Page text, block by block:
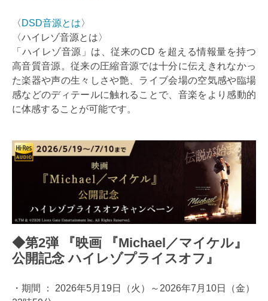
〈 DSD音源とは〉
〈ハイレゾ音源とは〉
「ハイレゾ音源」は、従来のCD を超える情報量を持つ
高音質音源。従来の圧縮音源では十分に伝えきれなかっ
た楽器や声の生々しさや艶、ライブ会場の空気感や臨場
感などのディテールに触れることで、音楽をより感動的
に体感することが可能です。
◆第2弾 『映画 『Michael／マイケル』
公開記念 ハイレゾプライスオフ』
・期間 ： 2026年5月19日（火）～2026年7月10日（金）